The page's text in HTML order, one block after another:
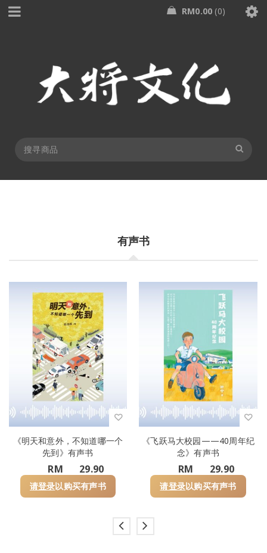
RM0.00 0
有声书
《明天和意外，不知道哪一个
先到》有声书
RM 29.90
请登录以购买有声书
《飞跃马大校园——40周年纪
念》有声书
RM 29.90
请登录以购买有声书